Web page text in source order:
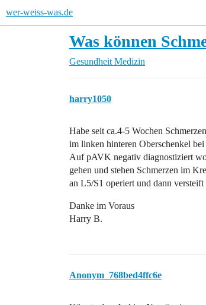
wer-weiss-was.de
Was können
Gesundheit Medizin
harry1050
Habe seit ca.4-5 Wochen
im linken hinteren Oberschenkel
Auf pAVK negativ diagnostiziert
gehen und stehen Schmerzen im
an L5/S1 operiert und dann
Danke im Voraus
Harry B.
Anonym_768bed4ffc6e